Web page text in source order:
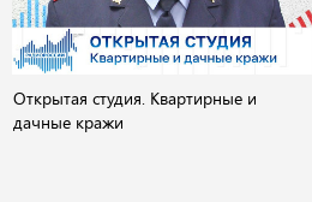
Открытая студия. Квартирные и
дачные кражи